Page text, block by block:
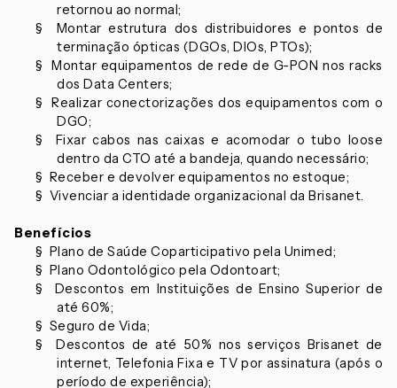
retornou ao normal;
§ Montar estrutura dos distribuidores e pontos de
terminação ópticas (DGOs, DIOs, PTOs);
§ Montar equipamentos de rede de G-PON nos racks
dos Data Centers;
§ Realizar conectorizações dos equipamentos com o
DGO;
§ Fixar cabos nas caixas e acomodar o tubo loose
dentro da CTO até a bandeja, quando necessário;
§ Receber e devolver equipamentos no estoque;
§ Vivenciar a identidade organizacional da Brisanet.
Benefícios
§ Plano de Saúde Coparticipativo pela Unimed;
§ Plano Odontológico pela Odontoart;
§ Descontos em Instituições de Ensino Superior de
até 60%;
§ Seguro de Vida;
§ Descontos de até 50% nos serviços Brisanet de
internet, Telefonia Fixa e TV por assinatura (após o
período de experiência);